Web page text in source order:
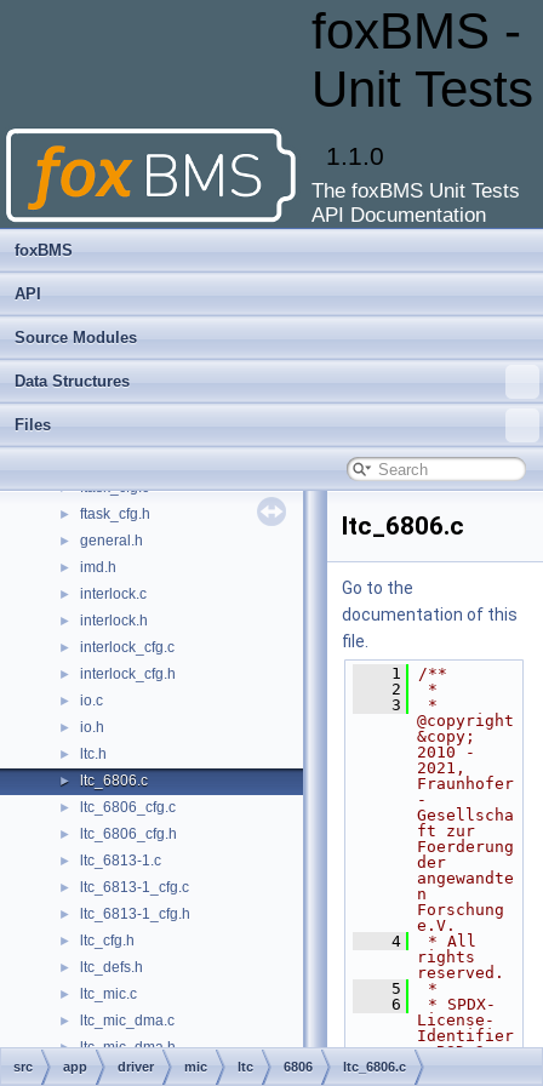
foxBMS -
Unit Tests
1.1.0
The foxBMS Unit Tests
API Documentation
foxBMS
API
Source Modules
Data Structures
Files
► fassert.h
► foxmath.c
► foxmath.h
►
► fram.h
fram_cfg.h
► fstd_types.h
► fsystem.h
► ftask_cfg.c
► ftask_cfg.h
► general.h
► imd.h
► interlock.c
► interlock.h
► interlock_cfg.c
► interlock_cfg.h
► io.c
► io.h
► ltc.h
► ltc_6806.c
► ltc_6806_cfg.c
► ltc_6806_cfg.h
► ltc_6813-1.c
► ltc_6813-1_cfg.c
► ltc_6813-1_cfg.h
► ltc_cfg.h
► ltc_defs.h
► ltc_mic.c
► ltc_mic_dma.c
► ltc_mic_dma.h
ltc_mic_dma_cfg.c
ltc_6806.c
Go to the
documentation of this
file.
    1
/**
    2
*
    3
*
@copyright
&copy;
2010 -
2021,
Fraunhofer
-
Gesellscha
ft zur
Foerderung
der
angewandte
n
Forschung
e.V.
    4
* All
rights
reserved.
    5
*
    6
* SPDX-
License-
Identifier
: BSD-3-
Clause
src app driver mic ltc 6806 ltc_6806.c